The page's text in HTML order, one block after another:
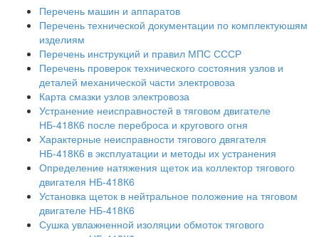
Перечень машин и аппаратов
Перечень технической документации по комплектуюшям
изделиям
Перечень инструкций и правил МПС СССР
Перечень проверок технического состояния узлов и
деталей механической части электровоза
Карта смазки узлов электровоза
Устранение неисправностей в тяговом двигателе
НБ-418К6 после переброса и кругового огня
Характерные неисправности тягового двягателя
НБ-418К6 в эксплуатации и методы их устранения
Определение натяжения щеток иа коллектор тягового
двигателя НБ-418К6
Установка щеток в нейтральное положение на тяговом
двигателе НБ-418К6
Сушка увлажненной изоляции обмоток тягового